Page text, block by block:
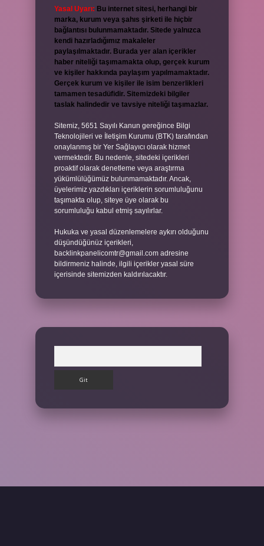
Yasal Uyarı: Bu internet sitesi, herhangi bir
marka, kurum veya şahıs şirketi ile hiçbir
bağlantısı bulunmamaktadır. Sitede yalnızca
kendi hazırladığımız makaleler
paylaşılmaktadır. Burada yer alan içerikler
haber niteliği taşımamakta olup, gerçek kurum
ve kişiler hakkında paylaşım yapılmamaktadır.
Gerçek kurum ve kişiler ile isim benzerlikleri
tamamen tesadüfidir. Sitemizdeki bilgiler
taslak halindedir ve tavsiye niteliği taşımazlar.
Sitemiz, 5651 Sayılı Kanun gereğince Bilgi
Teknolojileri ve İletişim Kurumu (BTK) tarafından
onaylanmış bir Yer Sağlayıcı olarak hizmet
vermektedir. Bu nedenle, sitedeki içerikleri
proaktif olarak denetleme veya araştırma
yükümlülüğümüz bulunmamaktadır. Ancak,
üyelerimiz yazdıkları içeriklerin sorumluluğunu
taşımakta olup, siteye üye olarak bu
sorumluluğu kabul etmiş sayılırlar.
Hukuka ve yasal düzenlemelere aykırı olduğunu
düşündüğünüz içerikleri,
backlinkpanelicomtr@gmail.com adresine
bildirmeniz halinde, ilgili içerikler yasal süre
içerisinde sitemizden kaldırılacaktır.